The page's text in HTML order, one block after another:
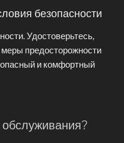
безопасности
Удостоверьтесь,
меры предосторожности
и комфортный
обслуживания?